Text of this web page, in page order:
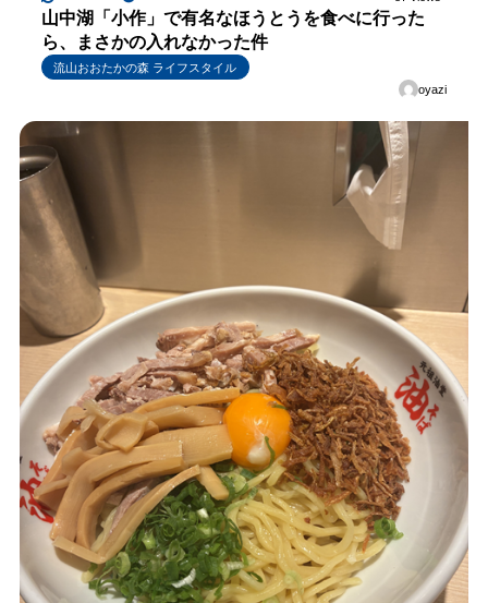
山中湖「小作」で有名なほうとうを食べに行った
ら、まさかの入れなかった件
流山おおたかの森 ライフスタイル
oyazi